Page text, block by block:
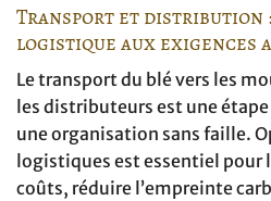
Transport et distribution
logistique aux exigences
Le transport du blé vers les
les distributeurs est une
une organisation sans faille.
logistiques est essentiel pour
coûts, réduire l’empreinte